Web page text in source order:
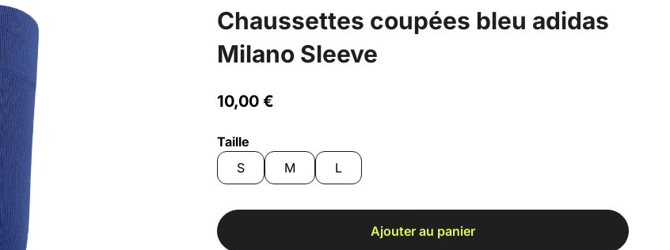
Chaussettes coupées bleu adidas
Milano Sleeve
10,00 €
Taille
S
M L
Ajouter au panier